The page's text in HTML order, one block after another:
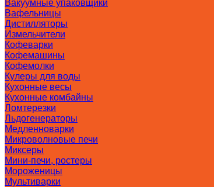
Вакуумные упаковщики
Вафельницы
Дистилляторы
Измельчители
Кофеварки
Кофемашины
Кофемолки
Кулеры для воды
Кухонные весы
Кухонные комбайны
Ломтерезки
Льдогенераторы
Медленноварки
Микроволновые печи
Миксеры
Мини-печи, ростеры
Мороженицы
Мультиварки